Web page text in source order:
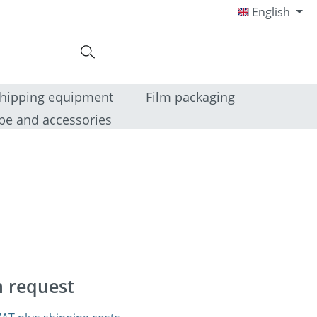
English
equipment
Film packaging
and accessories
request